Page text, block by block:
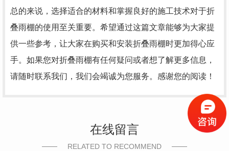
总的来说，选择适合的材料和掌握良好的施工技术对于折
叠雨棚的使用至关重要。希望通过这篇文章能够为大家提
供一些参考，让大家在购买和安装折叠雨棚时更加得心应
手。如果您对折叠雨棚有任何疑问或者想了解更多信息，
请随时联系我们，我们会竭诚为您服务。感谢您的阅读！
在线留言
RELATED TO RECOMMEND